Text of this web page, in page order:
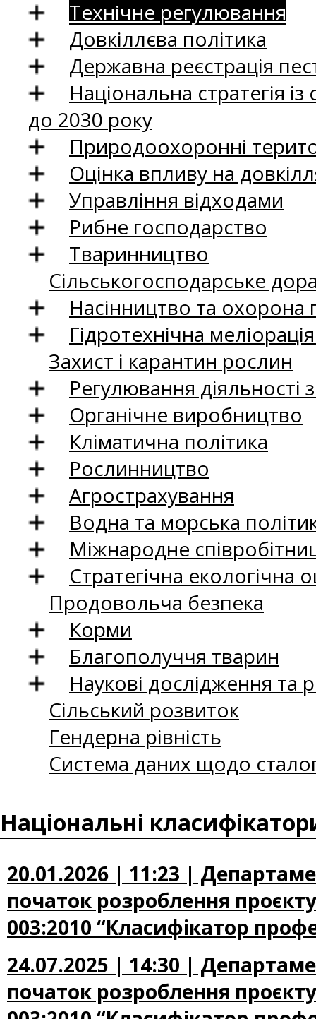
Технічне регулювання
Довкіллєва політика
Державна реєстрація
Національна стратегія
до 2030 року
Природоохоронні
Оцінка впливу на
Управління відходами
Рибне господарство
Тваринництво
Сільськогосподарське
Насінництво та
Гідротехнічна
Захист і карантин рослин
Регулювання
Органічне виробництво
Кліматична політика
Рослинництво
Агрострахування
Водна та морська
Міжнародне
Стратегічна екологічна
Продовольча безпека
Корми
Благополуччя тварин
Наукові дослідження та
Сільський розвиток
Гендерна рівність
Система даних щодо
Національні
20.01.2026 | 11:23 |
початок розроблення
003:2010 “Класифікатор
24.07.2025 | 14:30 |
початок розроблення